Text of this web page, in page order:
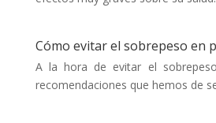
Cómo evitar el sobrepeso en
A la hora de evitar el
recomendaciones que hemos de